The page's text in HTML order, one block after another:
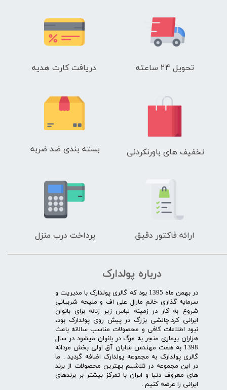
تحویل 24 ساعته دریافت کارت هدیه
تخفیف های باورنکردنی بسته بندی ضد ضربه
ارائه فاکتور دقیق پرداخت درب منزل
درباره پولدارک
در بهمن ماه 1395 بود که گالری پولدارک با مدیریت و
سرمایه گذاری خانم مارال علی اف و ملیحه شربیانی
شروع به کار در زمینه لباس زیر زنانه برای بانوان
ایرانی کرد.چالشی بزرگ در پیش روی پولدارک بود،
نبود اطلاعات کافی و محصولات مناسب سالانه باعث
هزاران بیماری منجر به مرگ در بانوان میشود در سال
1398 به همت مهندس شایان آق اولی بخش مردانه
گالری پولدارک به مجموعه پولدارک اضافه گردید . ما
در این مجموعه در تلاشیم بهترین محصولات از برند
های معروف دنیا و ایران با تمرکز بیشتر بر برندهای
ایرانی را عرضه کنیم .​​​​​​​